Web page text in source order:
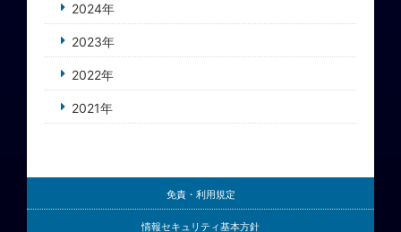
2024年
2023年
2022年
2021年
免責・利用規定
情報セキュリティ基本方針